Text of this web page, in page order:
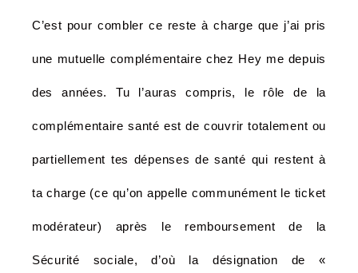
C’est pour combler ce reste à charge que j’ai pris
une mutuelle complémentaire chez Hey me depuis
des années. Tu l’auras compris, le rôle de la
complémentaire santé est de couvrir totalement ou
partiellement tes dépenses de santé qui restent à
ta charge (ce qu’on appelle communément le ticket
modérateur) après le remboursement de la
Sécurité sociale, d’où la désignation de «